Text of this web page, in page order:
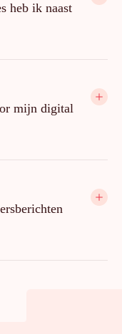
heb ik naast
mijn digital